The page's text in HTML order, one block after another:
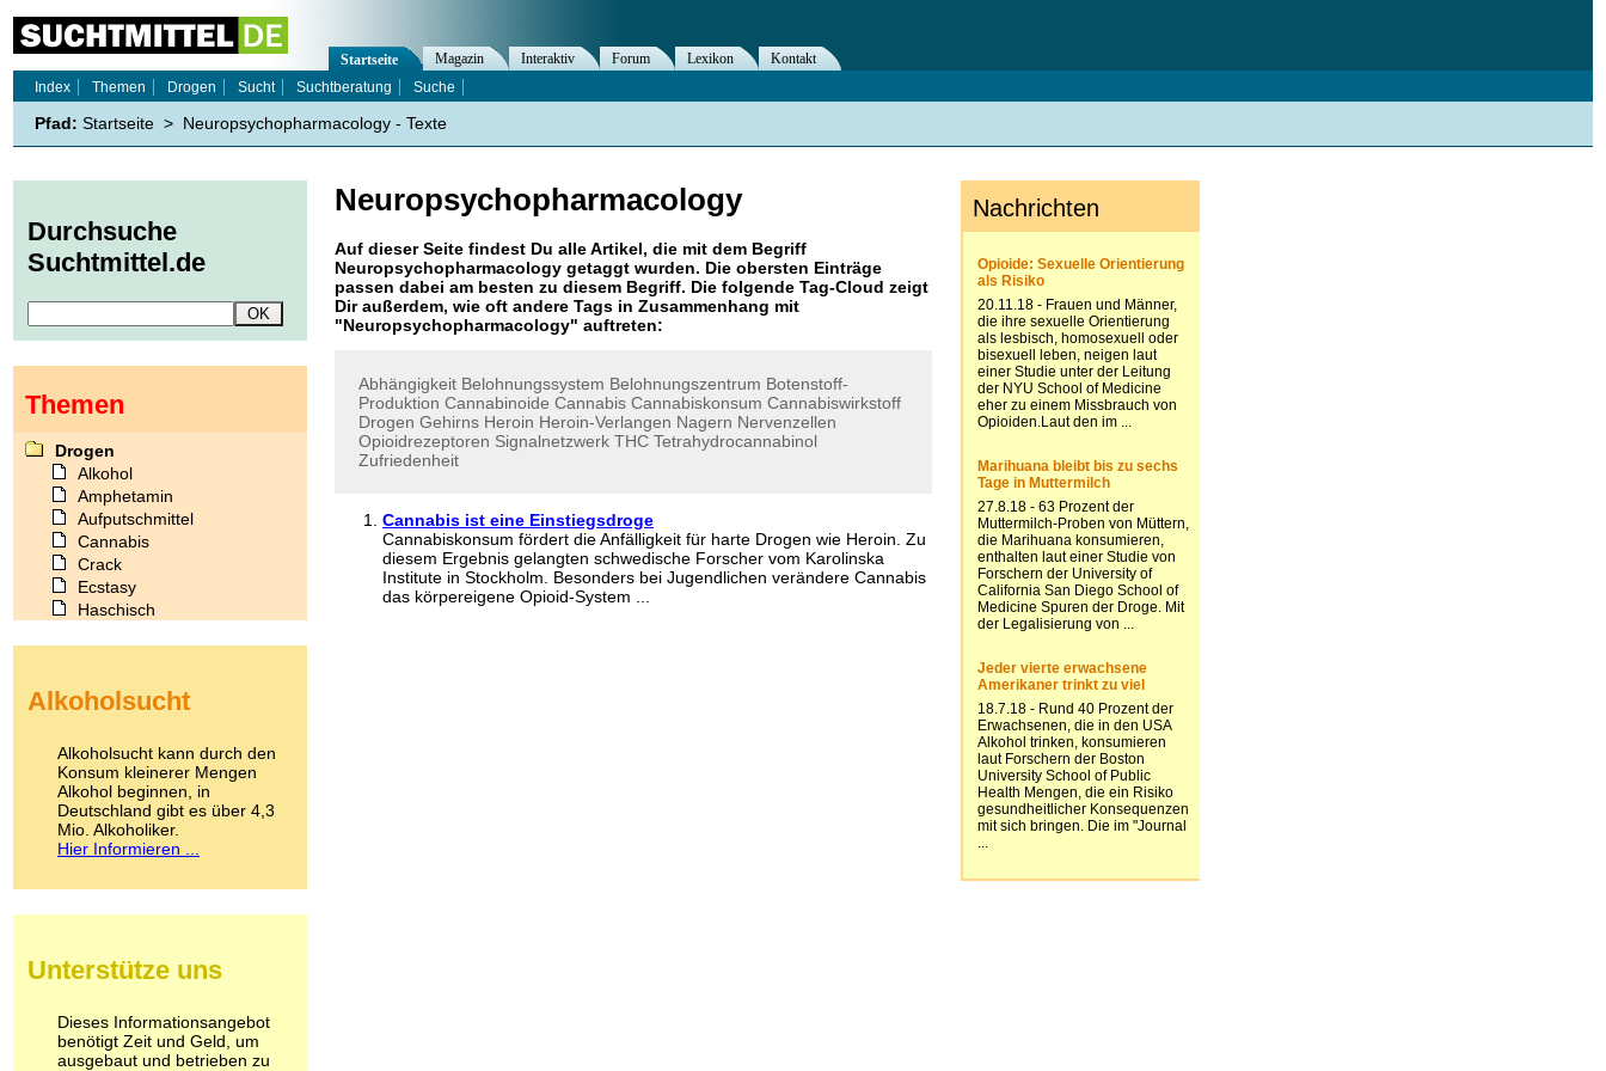
Neuropsychopharmacology
Auf dieser Seite findest Du alle Artikel, die mit dem Begriff
Neuropsychopharmacology getaggt wurden. Die obersten Einträge
passen dabei am besten zu diesem Begriff. Die folgende Tag-Cloud zeigt
Dir außerdem, wie oft andere Tags in Zusammenhang mit
"Neuropsychopharmacology" auftreten:
Abhängigkeit Belohnungssystem Belohnungszentrum Botenstoff-
Produktion Cannabinoide Cannabis Cannabiskonsum Cannabiswirkstoff
Drogen Gehirns Heroin Heroin-Verlangen Nagern Nervenzellen
Opioidrezeptoren Signalnetzwerk THC Tetrahydrocannabinol
Zufriedenheit
Cannabis ist eine Einstiegsdroge
Cannabiskonsum fördert die Anfälligkeit für harte Drogen wie Heroin. Zu
diesem Ergebnis gelangten schwedische Forscher vom Karolinska
Institute in Stockholm. Besonders bei Jugendlichen verändere Cannabis
das körpereigene Opioid-System ...
Startseite Magazin Interaktiv Forum Lexikon
Kontakt
Index
Themen Drogen Sucht Suchtberatung Suche
Pfad: Startseite > Neuropsychopharmacology - Texte
Durchsuche
Suchtmittel.de
Themen
Drogen
Alkohol
Amphetamin
Aufputschmittel
Cannabis
Crack
Ecstasy
Haschisch
Kokain
LSD
Marihuana
Medikamente
Meskalin
Metamphetamin
Methadon
Pilze
Psychopharmaka
Schlafmittel
Schmerzmittel
Alkoholsucht
Alkoholsucht kann durch den
Konsum kleinerer Mengen
Alkohol beginnen, in
Deutschland gibt es über 4,3
Mio. Alkoholiker.
Hier Informieren ...
Unterstütze uns
Dieses Informationsangebot
benötigt Zeit und Geld, um
ausgebaut und betrieben zu